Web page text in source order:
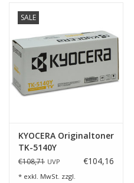
SALE
KYOCERA Originaltoner
TK-5140Y
€108,71 UVP €104,16
* exkl. MwSt. zzgl.